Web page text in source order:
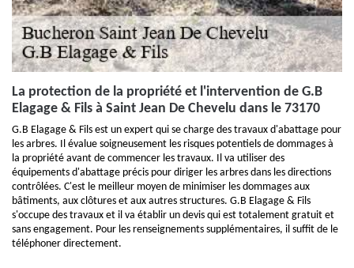
La protection de la propriété et l'intervention de G.B
Elagage & Fils à Saint Jean De Chevelu dans le 73170
G.B Elagage & Fils est un expert qui se charge des travaux d'abattage pour
les arbres. Il évalue soigneusement les risques potentiels de dommages à
la propriété avant de commencer les travaux. Il va utiliser des
équipements d'abattage précis pour diriger les arbres dans les directions
contrôlées. C'est le meilleur moyen de minimiser les dommages aux
bâtiments, aux clôtures et aux autres structures. G.B Elagage & Fils
s'occupe des travaux et il va établir un devis qui est totalement gratuit et
sans engagement. Pour les renseignements supplémentaires, il suffit de le
téléphoner directement.